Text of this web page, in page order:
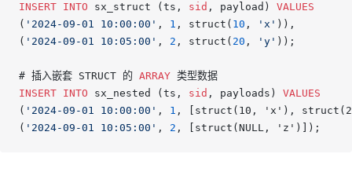
INSERT INTO sx_struct (ts, sid , payload) VALUES
( '2024-09-01 10:00:00' , 1 , struct( 10 , 'x' )),
( '2024-09-01 10:05:00' , 2 , struct( 20 , 'y' ));
# 插入嵌套 STRUCT 的 ARRAY 类型数据
INSERT INTO sx_nested (ts, sid , payloads) VALUES
( '2024-09-01 10:00:00' , 1 , [struct(10, 'x'),
( '2024-09-01 10:05:00' , 2 , [struct(NULL, 'z')]);